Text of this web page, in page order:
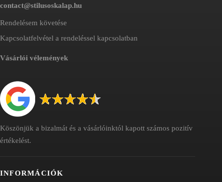
contact@stilusoskalap.hu
Rendelésem követése
Kapcsolatfelvétel a rendeléssel kapcsolatban
Vásárlói vélemények
Köszönjük a bizalmát és a vásárlóinktól kapott számos pozitív
értékelést.
INFORMÁCIÓK